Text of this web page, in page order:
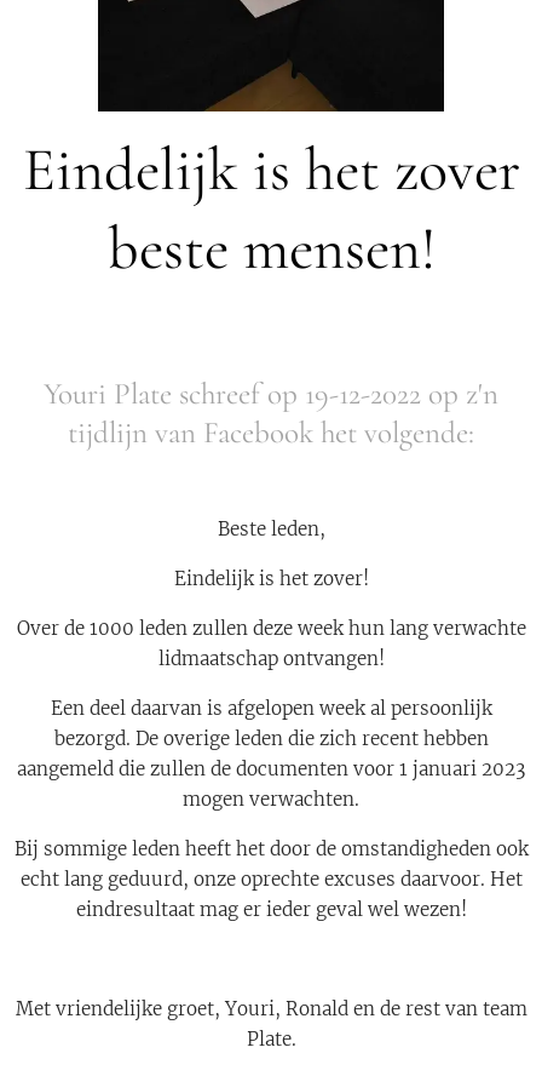
Eindelijk is het zover
beste mensen!
Youri Plate schreef op 19-12-2022 op z'n
tijdlijn van Facebook het volgende:
Beste leden,
Eindelijk is het zover!
Over de 1000 leden zullen deze week hun lang verwachte
lidmaatschap ontvangen!
Een deel daarvan is afgelopen week al persoonlijk
bezorgd. De overige leden die zich recent hebben
aangemeld die zullen de documenten voor 1 januari 2023
mogen verwachten.
Bij sommige leden heeft het door de omstandigheden ook
echt lang geduurd, onze oprechte excuses daarvoor. Het
eindresultaat mag er ieder geval wel wezen!
Met vriendelijke groet, Youri, Ronald en de rest van team
Plate.